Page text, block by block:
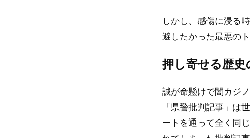
しかし、感傷に浸る
避したかった最悪の
押し寄せる歴
誠が命懸けで闇カジ
「県警批判記事」は
ートを通って全く同